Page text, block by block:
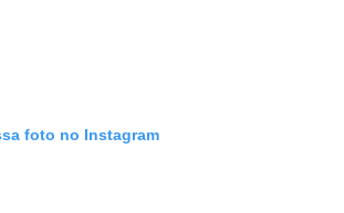
foto no Instagram